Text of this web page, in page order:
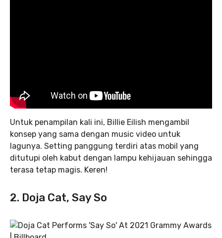
Untuk penampilan kali ini, Billie Eilish mengambil
konsep yang sama dengan music video untuk
lagunya. Setting panggung terdiri atas mobil yang
ditutupi oleh kabut dengan lampu kehijauan sehingga
terasa tetap magis. Keren!
2. Doja Cat, Say So